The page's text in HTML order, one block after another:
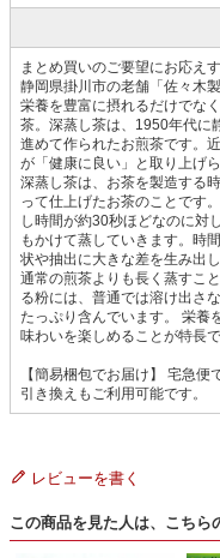
まとめ買いのご要望にお応え
静岡県掛川市の老舗「佐々木
栄養を豊富に摂れるだけでな
茶。深蒸し茶は、1950年代に
進めて作られたお煎茶です。
が「健康に良い」と取り上げ
深蒸し茶は、お茶を製造する
って仕上げたお茶のことです
し時間が約30秒ほどなのに対
もかけて蒸していきます。時
状や抽出に大きな差を生み出し
通常の煎茶よりも長く蒸すこ
る粉には、普通では溶け出さ
たっぷり含んでいます。 栄養
味わいを楽しめることが特長で
【簡易梱包でお届け】 宅急
引き換えもご利用可能です。
レビューを書く
この商品を見た人は、こちら